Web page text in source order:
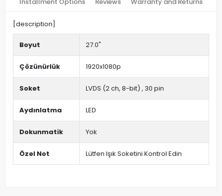
[description]
Boyut 27.0"
Çözünürlük 1920x1080p
Soket LVDS (2 ch, 8-bit) , 30 pin
Aydınlatma LED
Dokunmatik Yok
Özel Not Lütfen Işık Soketini Kontrol Edin